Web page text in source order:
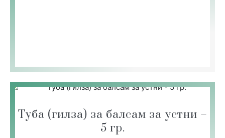
Туба (гилза) за балсам за устни –
5 гр.